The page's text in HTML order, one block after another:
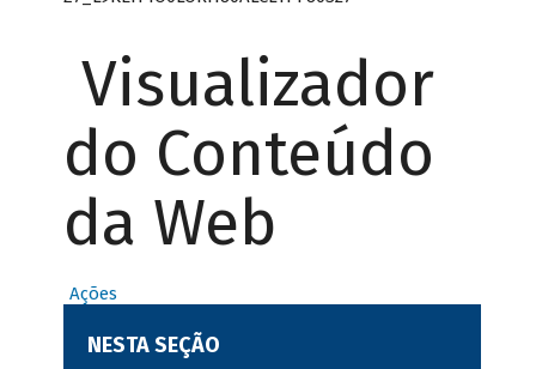
Visualizador
do Conteúdo
da Web
Ações
NESTA SEÇÃO